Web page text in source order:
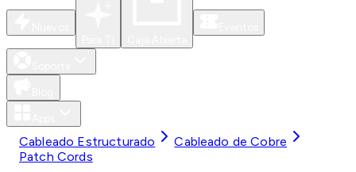
Cableado Estructurado
Cableado de Cobre
Patch Cords